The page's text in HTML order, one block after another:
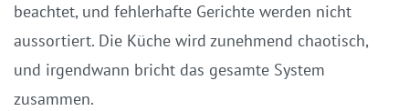
beachtet, und fehlerhafte Gerichte werden nicht
aussortiert. Die Küche wird zunehmend chaotisch,
und irgendwann bricht das gesamte System
zusammen.